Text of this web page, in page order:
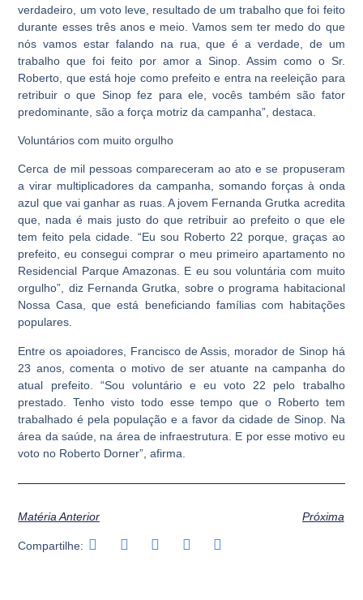
verdadeiro, um voto leve, resultado de um trabalho que foi feito
durante esses três anos e meio. Vamos sem ter medo do que
nós vamos estar falando na rua, que é a verdade, de um
trabalho que foi feito por amor a Sinop. Assim como o Sr.
Roberto, que está hoje como prefeito e entra na reeleição para
retribuir o que Sinop fez para ele, vocês também são fator
predominante, são a força motriz da campanha”, destaca.
Voluntários com muito orgulho
Cerca de mil pessoas compareceram ao ato e se propuseram
a virar multiplicadores da campanha, somando forças à onda
azul que vai ganhar as ruas. A jovem Fernanda Grutka acredita
que, nada é mais justo do que retribuir ao prefeito o que ele
tem feito pela cidade. “Eu sou Roberto 22 porque, graças ao
prefeito, eu consegui comprar o meu primeiro apartamento no
Residencial Parque Amazonas. E eu sou voluntária com muito
orgulho”, diz Fernanda Grutka, sobre o programa habitacional
Nossa Casa, que está beneficiando famílias com habitações
populares.
Entre os apoiadores, Francisco de Assis, morador de Sinop há
23 anos, comenta o motivo de ser atuante na campanha do
atual prefeito. “Sou voluntário e eu voto 22 pelo trabalho
prestado. Tenho visto todo esse tempo que o Roberto tem
trabalhado é pela população e a favor da cidade de Sinop. Na
área da saúde, na área de infraestrutura. E por esse motivo eu
voto no Roberto Dorner”, afirma.
Matéria Anterior Próxima
Compartilhe: